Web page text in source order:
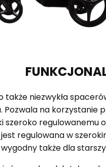
także niezwykła
Pozwala na korzystanie
szeroko regulowanemu
regulowana w
także dla